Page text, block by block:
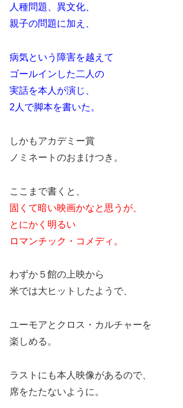
人種問題、異文化、
親子の問題に加え、
病気という障害を越えて
ゴールインした二人の
実話を本人が演じ、
2人で脚本を書いた。
しかもアカデミー賞
ノミネートのおまけつき。
ここまで書くと、
固くて暗い映画かなと思うが、
とにかく明るい
ロマンチック・コメディ。
わずか５館の上映から
米では大ヒットしたようで、
ユーモアとクロス・カルチャーを
楽しめる。
ラストにも本人映像があるので、
席をたたないように。